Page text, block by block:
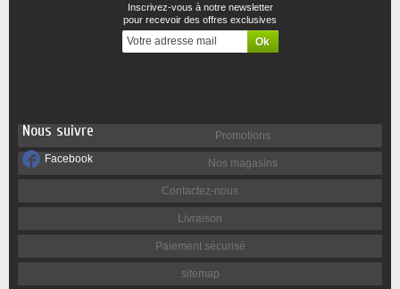
Inscrivez-vous à notre newsletter
pour recevoir des offres exclusives
Nous suivre
Facebook
Promotions
Nos magasins
Contactez-nous
Livraison
Paiement sécurisé
sitemap